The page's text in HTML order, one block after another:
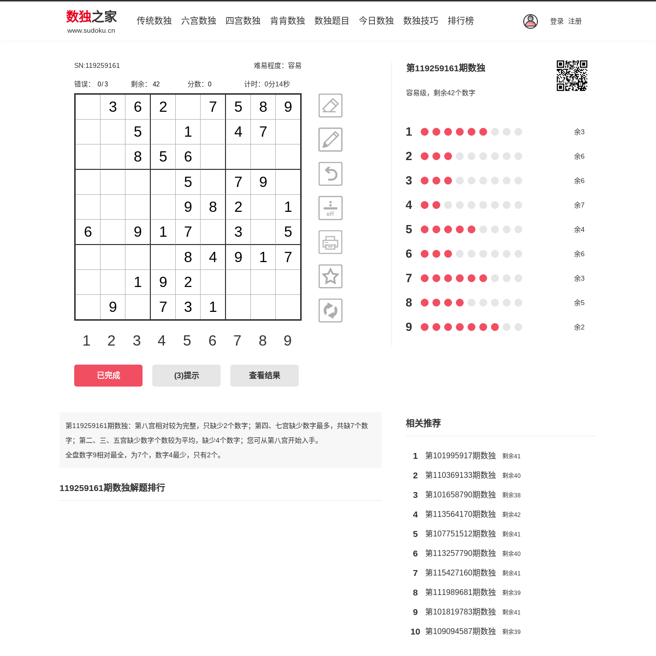
数独之家
www.sudoku.cn
传统数独 六宫数独 四宫数独 肯肯数独 数独题目 今日数独 数独技巧 排行榜 登录 注册
SN:119259161 难易程度：容易
错误： / 剩余： 分数： 计时： 0分15秒
1 2 3 4 5 6 7 8 9
已完成 (3)提示 查看结果
第119259161期数独
容易级，剩余42个数字
1 余3
2 余6
3 余6
4 余7
5 余4
6 余6
7 余3
8 余5
9 余2
第119259161期数独：第八宫相对较为完整，只缺少2个数字；第四、七宫缺少数字最多，共缺7个数
字；第二、三、五宫缺少数字个数较为平均，缺少4个数字；您可从第八宫开始入手。
全盘数字9相对最全，为7个，数字4最少，只有2个。
119259161期数独解题排行
相关推荐
1 第101995917期数独 剩余41
2 第110369133期数独 剩余40
3 第101658790期数独 剩余38
4 第113564170期数独 剩余42
5 第107751512期数独 剩余41
6 第113257790期数独 剩余40
7 第115427160期数独 剩余41
8 第111989681期数独 剩余39
9 第101819783期数独 剩余41
10 第109094587期数独 剩余39